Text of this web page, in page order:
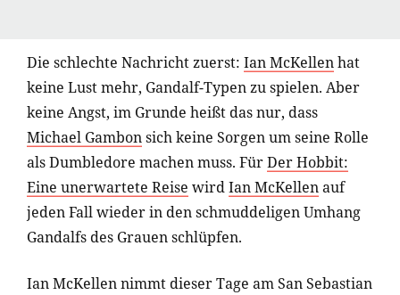
Die schlechte Nachricht zuerst: Ian McKellenhat
keine Lust mehr, Gandalf-Typen zu spielen. Aber
keine Angst, im Grunde heißt das nur, dass
Michael Gambonsich keine Sorgen um seine Rolle
als Dumbledore machen muss. FürDer Hobbit:
Eine unerwartete Reise wirdIan McKellenauf
jeden Fall wieder in den schmuddeligen Umhang
Gandalfs des Grauen schlüpfen.
Ian McKellen nimmt dieser Tage am San Sebastian